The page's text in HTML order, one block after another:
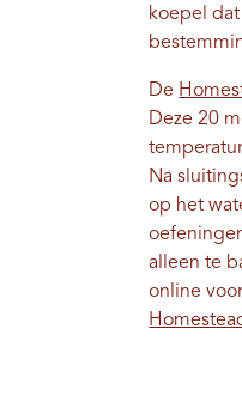
koepel
De
Deze 20
Na
op het
alleen te
online